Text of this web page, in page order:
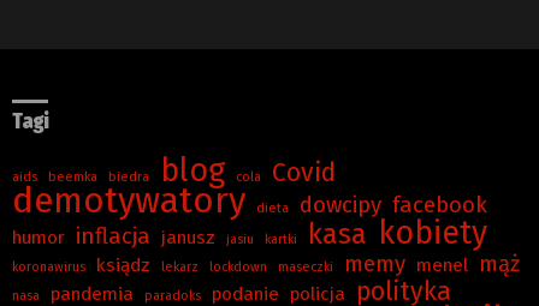
Tagi
aids beemka biedra blog cola Covid
demotywatory dieta dowcipy facebook
humor inflacja janusz jasiu kartki kasa kobiety
koronawirus ksiądz lekarz lockdown maseczki memy menel mąż
nasa pandemia paradoks podanie policja polityka